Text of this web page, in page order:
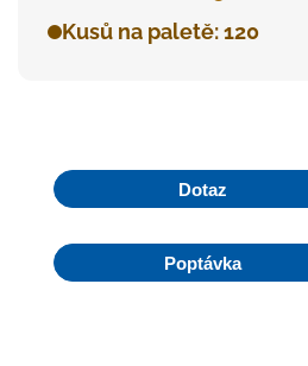
Kusů na paletě: 120
Dotaz
Poptávka